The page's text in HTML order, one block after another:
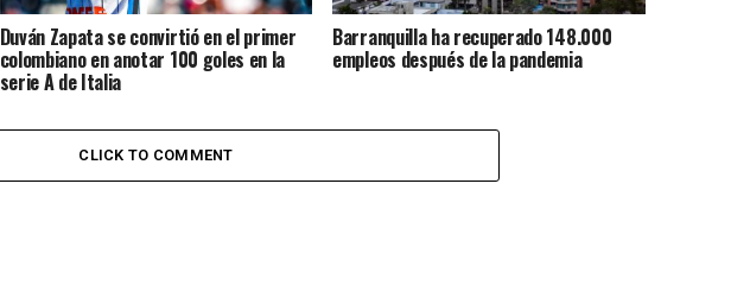
Duván Zapata se convirtió en el primer
colombiano en anotar 100 goles en la
serie A de Italia
Barranquilla ha recuperado 148.000
empleos después de la pandemia
CLICK TO COMMENT